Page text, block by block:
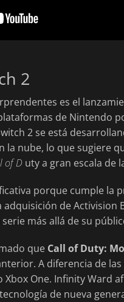
2
es el
de Nintendo
2 se está
la nube, lo que sugiere
of D uty a gran escala de
porque cumple la
de Activision
más allá de su
que Call of Duty:
A diferencia de
Xbox One. Infinity Ward
de nueva